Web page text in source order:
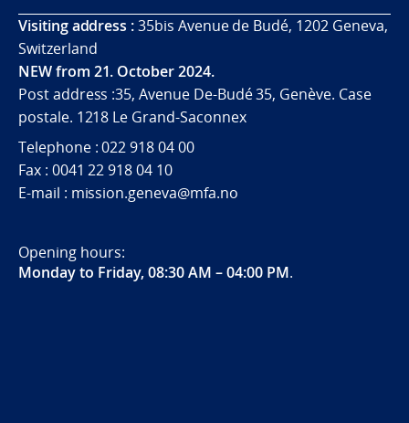
Visiting address :35bis Avenue de Budé, 1202 Geneva,
Switzerland
NEW from 21. October 2024.
Post address :35, Avenue De-Budé 35, Genève. Case
postale. 1218 Le Grand-Saconnex
Telephone : 022 918 04 00
Fax : 0041 22 918 04 10
E-mail : mission.geneva@mfa.no
Opening hours:
Monday to Friday, 08:30 AM – 04:00 PM.